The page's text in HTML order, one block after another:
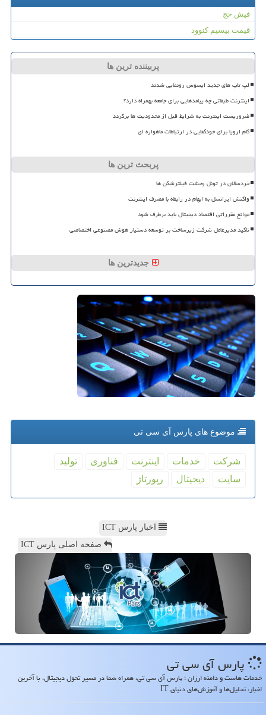
فیش حج
قیمت بیسیم کنوود
پربیننده ترین ها
لپ تاپ های جدید ایسوس رونمایی شدند
اینترنت طبقاتی چه پیامدهایی برای جامعه بهمراه دارد؟
ضروریست اینترنت به شرایط قبل از محدودیت ها برگردد
گام اروپا برای خودکفایی در ارتباطات ماهواره ای
پربحث ترین ها
خردسالان در تونل وحشت فیلترشکن ها
واکنش ایرانسل به ابهام در رابطه با مصرف اینترنت
موانع مقرراتی اقتصاد دیجیتال باید برطرف شود
تاکید مدیرعامل شرکت زیرساخت بر توسعه دستیار هوش مصنوعی اختصاصی
جدیدترین ها
موضوع های پارس آی سی تی
شركت خدمات اینترنت فناوری
تولید
سایت
دیجیتال رپورتاژ
اخبار پارس ICT
صفحه اصلی پارس ICT
پارس آی سی تی
خدمات هاست و دامنه ارزان ؛ پارس آی سی تی، همراه شما در مسیر تحول دیجیتال، با آخرین
اخبار، تحلیل‌ها و آموزش‌های دنیای IT